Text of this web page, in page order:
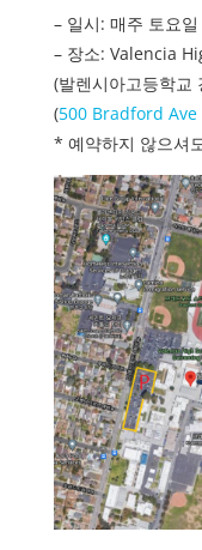
– 일시: 매주 토요
– 장소: Valencia
(발렌시아고등학교
(500 Bradford
* 예약하지 않으셔